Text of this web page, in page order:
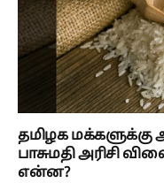
தமிழக மக்களுக்கு
பாசுமதி அரிசி
என்ன?